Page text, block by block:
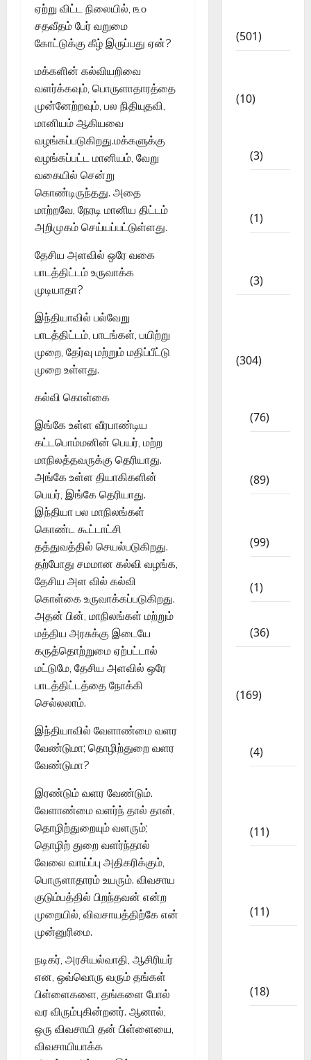
ஏற்று விட்ட நிலையில், ௩௦
சதவீதம் பேர் வறுமை
கோட்டுக்கு கீழ் இருப்பது ஏன்?
மக்களின் கல்வியறிவை
வளர்க்கவும், பொருளாதாரத்தை
முன்னேற்றவும், பல நிதியுதவி,
மானியம் ஆகியவை
வழங்கப்படுகிறது.மக்களுக்கு
வழங்கப்பட்ட மானியம், வேறு
வகையில் சென்று
கொண்டிருந்தது. அதை
மாற்றவே, நேரடி மானிய திட்டம்
அறிமுகம் செய்யப்பட்டுள்ளது.
தேசிய அளவில் ஒரே வகை
பாடத்திட்டம் உருவாக்க
முடியாதா?
இந்தியாவில் பல்வேறு
பாடத்திட்டம், பாடங்கள், பயிற்று
முறை, தேர்வு மற்றும் மதிப்பீட்டு
முறை உள்ளது.
கல்வி கொள்கை
இங்கே உள்ள வீரபாண்டிய
கட்டபொம்மனின் பெயர், மற்ற
மாநிலத்தவருக்கு தெரியாது.
அங்கே உள்ள தியாகிகளின்
பெயர், இங்கே தெரியாது.
இந்தியா பல மாநிலங்கள்
கொண்ட கூட்டாட்சி
தத்துவத்தில் செயல்படுகிறது.
தற்போது சமமான கல்வி வழங்க,
தேசிய அள வில் கல்வி
கொள்கை உருவாக்கப்படுகிறது.
அதன் பின், மாநிலங்கள் மற்றும்
மத்திய அரசுக்கு இடையே
கருத்தொற்றுமை ஏற்பட்டால்
மட்டுமே, தேசிய அளவில் ஒரே
பாடத்திட்டத்தை நோக்கி
செல்லலாம்.
இந்தியாவில் வேளாண்மை வளர
வேண்டுமா; தொழிற்துறை வளர
வேண்டுமா?
இரண்டும் வளர வேண்டும்.
வேளாண்மை வளர்ந் தால் தான்,
தொழிற்துறையும் வளரும்;
தொழிற் துறை வளர்ந்தால்
வேலை வாய்ப்பு அதிகரிக்கும்,
பொருளாதாரம் உயரும். விவசாய
குடும்பத்தில் பிறந்தவன் என்ற
முறையில், விவசாயத்திற்கே என்
முன்னுரிமை.
நடிகர், அரசியல்வாதி, ஆசிரியர்
என, ஒவ்வொரு வரும் தங்கள்
பிள்ளைகளை, தங்களை போல்
வர விரும்புகின்றனர். ஆனால்,
ஒரு விவசாயி தன் பிள்ளையை,
விவசாயியாக்க
(501)
(10)
(3)
(1)
(3)
(304)
(76)
(89)
(99)
(1)
(36)
(169)
(4)
(11)
(11)
(18)